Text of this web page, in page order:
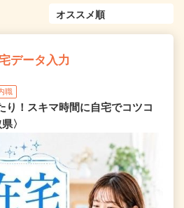
データ入力
職
り！スキマ時間に自宅でコツコ
〉